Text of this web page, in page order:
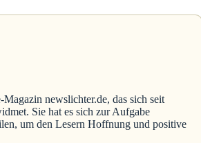
newslichter.de, das sich seit
Sie hat es sich zur Aufgabe
um den Lesern Hoffnung und positive